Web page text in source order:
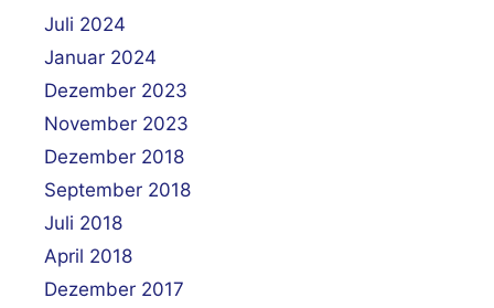
Juli 2024
Januar 2024
Dezember 2023
November 2023
Dezember 2018
September 2018
Juli 2018
April 2018
Dezember 2017